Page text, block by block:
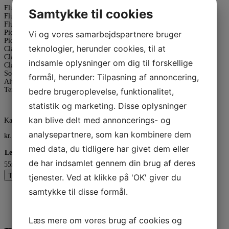
Flute (1 connection): 33 mm Lefreque with a 70 mm band
Flute (footjoint): 33/41 mm Lefreque with a special footjoint band
Flute (crown): 33/41 mm Lefreque with a 55 mm band
Piccolo: 33 mm Lefreque with a 55 mm band
Piccolo: 33 mm Lefreque with a special piccolo band
Clarinet: 33 mm Lefreque with a 85 mm band
Clarinet: 33 mm Lefreque with a special clarinet band
Clarinet Bell: 33 /41 mm Lefreque with 85mm band
Sopranosax: 33 mm Lefreque with a 45 mm band
Altosax: 41 mm Lefreque with a 55 mm band
Tenorsax: 41 mm Lefreque with a 55 mm band
Kategorier:Lefreque ,Lefreque Lydbro
kr. 30,00
Lefreque colour
Ryd
55mm Monterings Bånd LefreQue antal
Tilføj til kurv
Beskrivelse
Samtykke til cookies
Vi og vores samarbejdspartnere bruger
teknologier, herunder cookies, til at
indsamle oplysninger om dig til forskellige
formål, herunder: Tilpasning af annoncering,
bedre brugeroplevelse, funktionalitet,
statistik og marketing. Disse oplysninger
kan blive delt med annoncerings- og
analysepartnere, som kan kombinere dem
med data, du tidligere har givet dem eller
de har indsamlet gennem din brug af deres
tjenester. Ved at klikke på 'OK' giver du
samtykke til disse formål.
Læs mere om vores brug af cookies og